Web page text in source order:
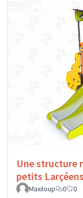
Une structure
petits Larçéens
Maxiloup
0 0